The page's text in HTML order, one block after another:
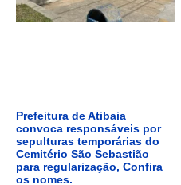
Prefeitura de Atibaia
convoca responsáveis por
sepulturas temporárias do
Cemitério São Sebastião
para regularização, Confira
os nomes.